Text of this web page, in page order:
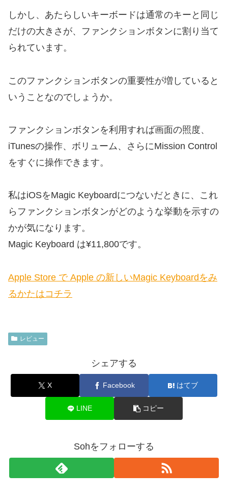
しかし、あたらしいキーボードは通常のキーと同じ
だけの大きさが、ファンクションボタンに割り当て
られています。
このファンクションボタンの重要性が増していると
いうことなのでしょうか。
ファンクションボタンを利用すれば画面の照度、
iTunesの操作、ボリューム、さらにMission Control
をすぐに操作できます。
私はiOSをMagic Keyboardにつないだときに、これ
らファンクションボタンがどのような挙動を示すの
かが気になります。
Magic Keyboard は¥11,800です。
Apple Store で Apple の新しいMagic Keyboardをみ
るかたはコチラ
レビュー
シェアする
X Facebook はてブ
LINE コピー
Sohをフォローする